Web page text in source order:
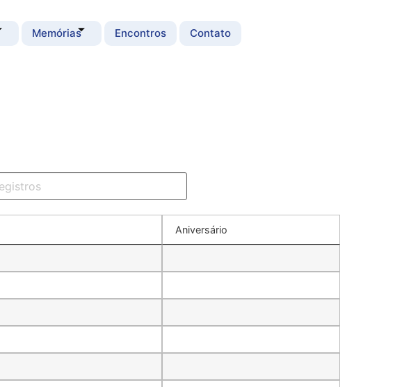
Memórias Encontros Contato
Aniversário